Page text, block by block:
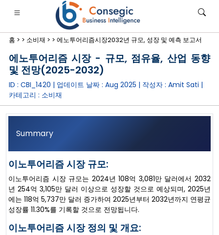
·금융·보험• 소비재
홈 > > 소비재 > > 에노투어리즘시장2032년 규모, 성장 및 예측 보고서
에노투어리즘 시장 - 규모, 점유율, 산업 동향
및 전망(2025-2032)
ID : CBI_1420 | 업데이트 날짜 : Aug 2025 | 작성자 : Amit Sati |
카테고리 : 소비재
Summary
이노투어리즘 시장 규모:
이노투어리즘 시장 규모는 2024년 108억 3,081만 달러에서 2032
년 254억 3,105만 달러 이상으로 성장할 것으로 예상되며, 2025년
에는 118억 5,737만 달러 증가하여 2025년부터 2032년까지 연평균
성장률 11.30%를 기록할 것으로 전망됩니다.
이노투어리즘 시장 정의 및 개요: